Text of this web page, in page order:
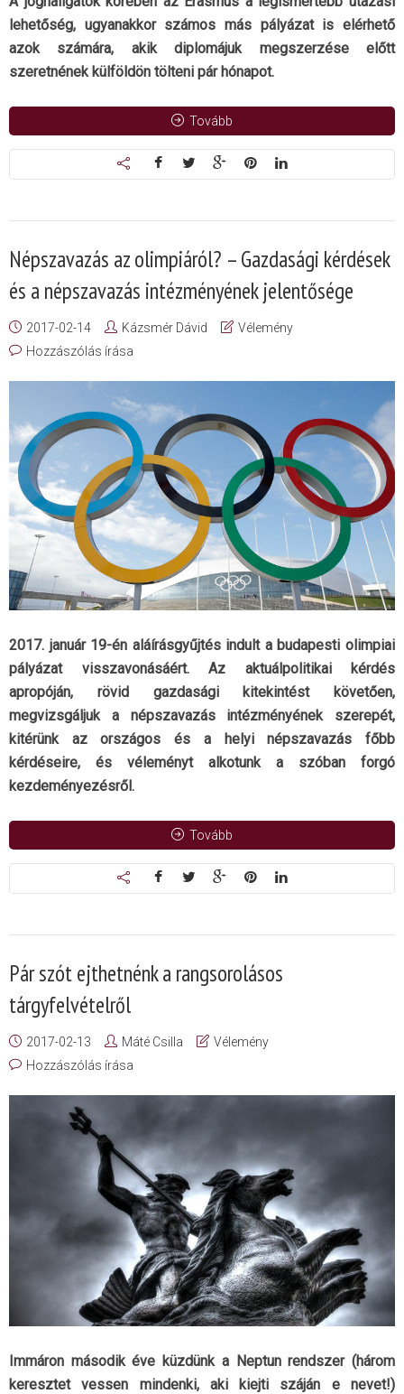
lehetőség, ugyanakkor számos más pályázat is elérhető
azok számára, akik diplomájuk megszerzése előtt
szeretnének külföldön tölteni pár hónapot.
Tovább
Népszavazás az olimpiáról? – Gazdasági kérdések
és a népszavazás intézményének jelentősége
2017-02-14 Kázsmér Dávid
Vélemény
Hozzászólás írása
2017. január 19-én aláírásgyűjtés indult a budapesti olimpiai
pályázat visszavonásáért. Az aktuálpolitikai kérdés
apropóján, rövid gazdasági kitekintést követően,
megvizsgáljuk a népszavazás intézményének szerepét,
kitérünk az országos és a helyi népszavazás főbb
kérdéseire, és véleményt alkotunk a szóban forgó
kezdeményezésről.
Tovább
Pár szót ejthetnénk a rangsorolásos
tárgyfelvételről
2017-02-13 Máté Csilla
Vélemény
Hozzászólás írása
Immáron második éve küzdünk a Neptun rendszer (három
keresztet vessen mindenki, aki kiejti száján e nevet!)